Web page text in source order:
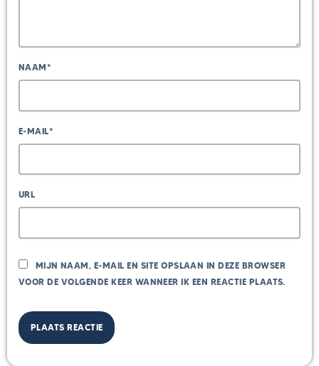
NAAM*
E-MAIL*
URL
MIJN NAAM, E-MAIL EN SITE OPSLAAN IN DEZE BROWSER
VOOR DE VOLGENDE KEER WANNEER IK EEN REACTIE PLAATS.